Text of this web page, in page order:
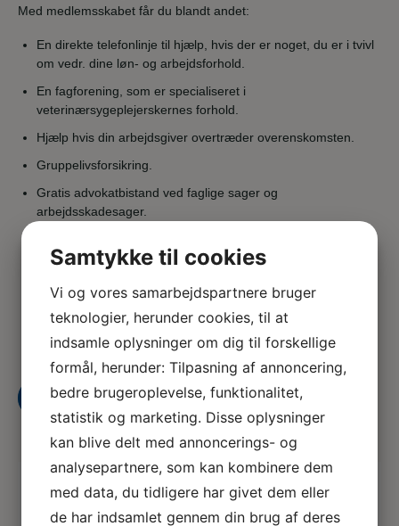
Med medlemsskabet får du blandt andet:
En direkte telefonlinje til hjælp, hvis der er noget, du er i tvivl
om vedr. dine løn- og arbejdsforhold.
En fagforening, som er specialiseret i
veterinærsygeplejerskernes forhold.
Hjælp hvis din arbejdsgiver overtræder overenskomsten.
Gruppelivsforsikring.
Gratis advokatbistand ved faglige sager og
arbejdsskadesager.
sygdom.
Vejledning i, hvordan du får din kontrakt forhandlet på plads,
når du skal have dit første job som uddannet
veterinærsygeplejerske.
Og meget mere
Bliv medlem i dag
Nyheder
Samtykke til cookies
Vi og vores samarbejdspartnere bruger
teknologier, herunder cookies, til at
indsamle oplysninger om dig til forskellige
formål, herunder: Tilpasning af annoncering,
bedre brugeroplevelse, funktionalitet,
statistik og marketing. Disse oplysninger
kan blive delt med annoncerings- og
analysepartnere, som kan kombinere dem
med data, du tidligere har givet dem eller
de har indsamlet gennem din brug af deres